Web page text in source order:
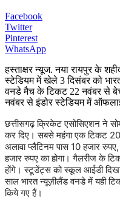
Facebook
Twitter
Pinterest
WhatsApp
हस्ताक्षर न्यूज. नया रायपुर के
स्टेडियम में खेले 3 दिसंबर को
वनडे मैच के टिकट 22 नवंबर से
नवंबर से इंडोर स्टेडियम में
छत्तीसगढ़ क्रिकेट एसोसिएशन ने
कर दिए। सबसे महंगा एक टिकट 20
अलावा प्लैटिनम पास 10 हजार
हजार रुपए का होगा। गैलरीज के
होंगे। स्टूडेंट्स को स्कूल आईडी
साल भारत न्यूज़ीलैंड वनडे में यही
किये गए हैं।